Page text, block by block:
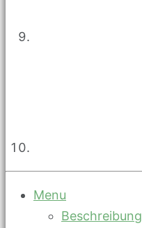
Menu
Beschreibung